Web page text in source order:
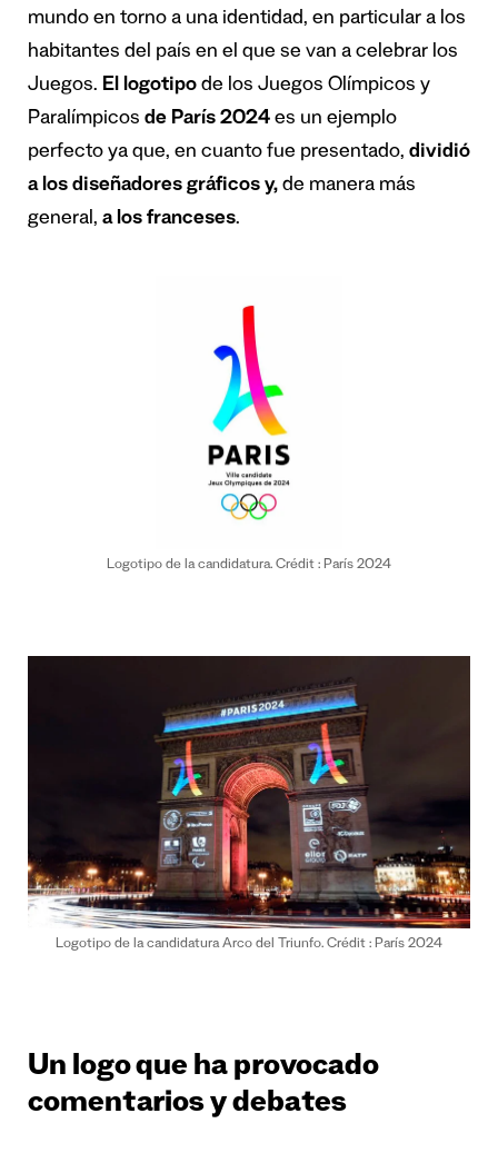
mundo en torno a una identidad, en particular a los
habitantes del país en el que se van a celebrar los
Juegos. El logotipo de los Juegos Olímpicos y
Paralímpicos de París 2024 es un ejemplo
perfecto ya que, en cuanto fue presentado, dividió
a los diseñadores gráficos y, de manera más
general, a los franceses.
Logotipo de la candidatura. Crédit : París 2024
Logotipo de la candidatura Arco del Triunfo. Crédit : París 2024
Un logo que ha provocado
comentarios y debates